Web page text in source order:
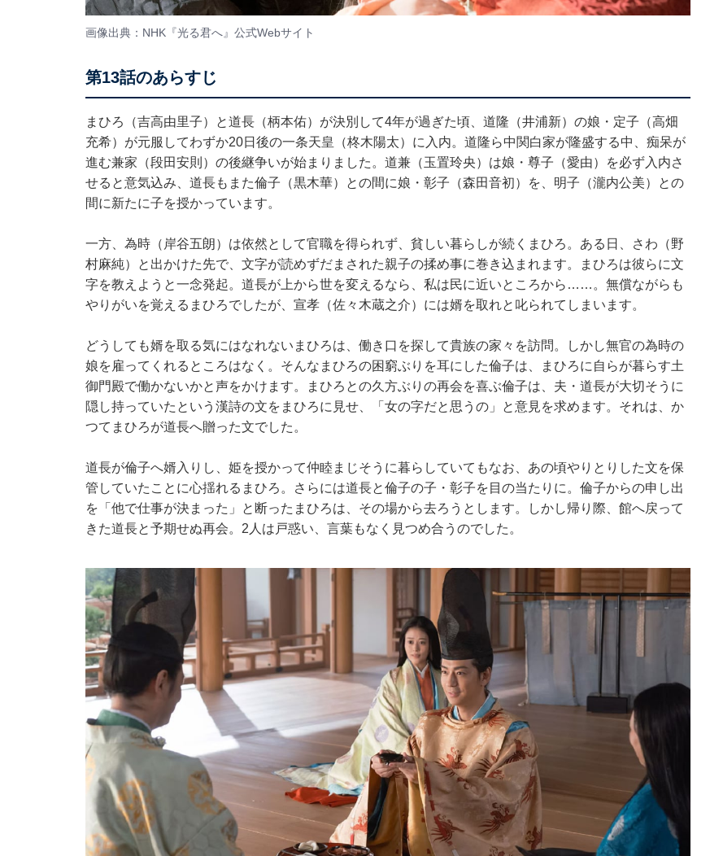
画像出典：NHK『光る君へ』 公式Webサイト
第13話のあらすじ
まひろ（吉高由里子）と道長（柄本佑）が決別して4年が過ぎた頃、道隆（井浦新）の娘・定子（高畑
充希）が元服してわずか20日後の一条天皇（柊木陽太）に入内。道隆ら中関白家が隆盛する中、痴呆が
進む兼家（段田安則）の後継争いが始まりました。道兼（玉置玲央）は娘・尊子（愛由）を必ず入内さ
せると意気込み、道長もまた倫子（黒木華）との間に娘・彰子（森田音初）を、明子（瀧内公美）との
間に新たに子を授かっています。
一方、為時（岸谷五朗）は依然として官職を得られず、貧しい暮らしが続くまひろ。ある日、さわ（野
村麻純）と出かけた先で、文字が読めずだまされた親子の揉め事に巻き込まれます。まひろは彼らに文
字を教えようと一念発起。道長が上から世を変えるなら、私は民に近いところから……。無償ながらも
やりがいを覚えるまひろでしたが、宣孝（佐々木蔵之介）には婿を取れと叱られてしまいます。
どうしても婿を取る気にはなれないまひろは、働き口を探して貴族の家々を訪問。しかし無官の為時の
娘を雇ってくれるところはなく。そんなまひろの困窮ぶりを耳にした倫子は、まひろに自らが暮らす土
御門殿で働かないかと声をかけます。まひろとの久方ぶりの再会を喜ぶ倫子は、夫・道長が大切そうに
隠し持っていたという漢詩の文をまひろに見せ、「女の字だと思うの」と意見を求めます。それは、か
つてまひろが道長へ贈った文でした。
道長が倫子へ婿入りし、姫を授かって仲睦まじそうに暮らしていてもなお、あの頃やりとりした文を保
管していたことに心揺れるまひろ。さらには道長と倫子の子・彰子を目の当たりに。倫子からの申し出
を「他で仕事が決まった」と断ったまひろは、その場から去ろうとします。しかし帰り際、館へ戻って
きた道長と予期せぬ再会。2人は戸惑い、言葉もなく見つめ合うのでした。